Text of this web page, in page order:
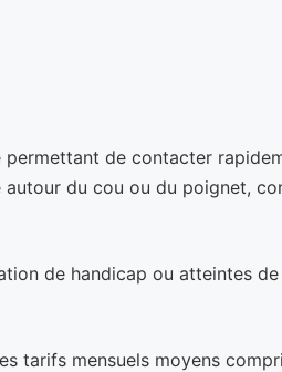
de contacter
du cou ou du poignet,
de handicap ou atteintes
tarifs mensuels moyens